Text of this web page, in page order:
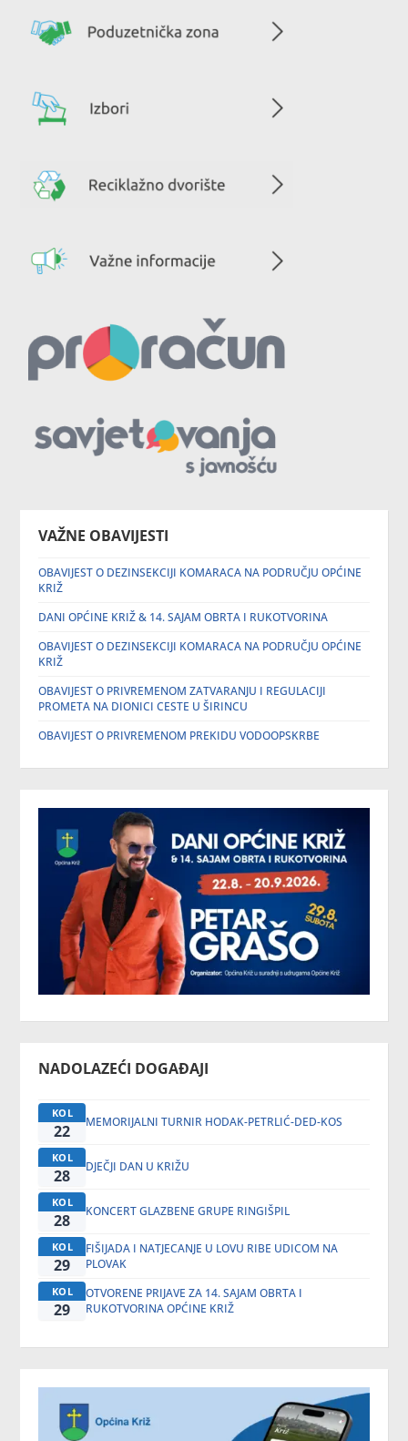
VAŽNE OBAVIJESTI
OBAVIJEST O DEZINSEKCIJI KOMARACA NA PODRUČJU OPĆINE
KRIŽ
DANI OPĆINE KRIŽ & 14. SAJAM OBRTA I RUKOTVORINA
OBAVIJEST O DEZINSEKCIJI KOMARACA NA PODRUČJU OPĆINE
KRIŽ
OBAVIJEST O PRIVREMENOM ZATVARANJU I REGULACIJI
PROMETA NA DIONICI CESTE U ŠIRINCU
OBAVIJEST O PRIVREMENOM PREKIDU VODOOPSKRBE
NADOLAZEĆI DOGAĐAJI
KOL
22 MEMORIJALNI TURNIR HODAK-PETRLIĆ-DED-KOS
KOL
28 DJEČJI DAN U KRIŽU
KOL
28 KONCERT GLAZBENE GRUPE RINGIŠPIL
KOL
29
FIŠIJADA I NATJECANJE U LOVU RIBE UDICOM NA
PLOVAK
KOL
29
OTVORENE PRIJAVE ZA 14. SAJAM OBRTA I
RUKOTVORINA OPĆINE KRIŽ